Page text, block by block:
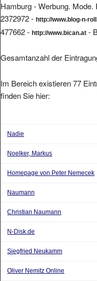
Hamburg - Werbung. Mode.
2372972 - http://www.blog-n-
477662 - http://www.bican.at -
Gesamtanzahl der
Im Bereich existieren 77
finden Sie hier:
Nadie
Noelker, Markus
Homepage von Peter Nemecek
Naumann
Christian Naumann
N-Disk.de
Siegfried Neukamm
Oliver Nemitz Online